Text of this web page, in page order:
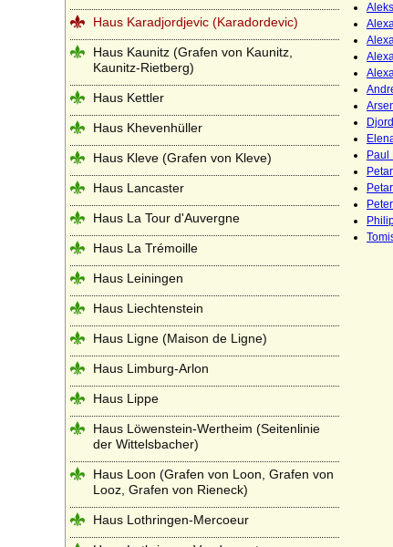
Paul
Haus Karadjordjevic (Karadordevic)
Haus Kaunitz (Grafen von Kaunitz,
Kaunitz-Rietberg)
Haus Kettler
Haus Khevenhüller
Haus Kleve (Grafen von Kleve)
Haus Lancaster
Haus La Tour d'Auvergne
Haus La Trémoille
Haus Leiningen
Haus Liechtenstein
Haus Ligne (Maison de Ligne)
Haus Limburg-Arlon
Haus Lippe
Haus Löwenstein-Wertheim (Seitenlinie
der Wittelsbacher)
Haus Loon (Grafen von Loon, Grafen von
Looz, Grafen von Rieneck)
Haus Lothringen-Mercoeur